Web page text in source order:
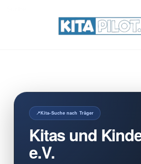
Kita-Suche nach Träger
Kitas und
e.V.